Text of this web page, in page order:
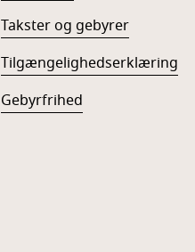
Takster og gebyrer
Tilgængelighedserklæring
Gebyrfrihed